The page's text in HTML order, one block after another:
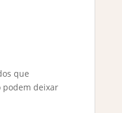
que
deixar